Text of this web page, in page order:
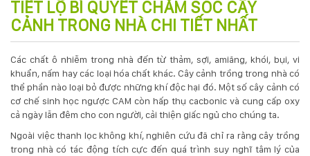
PHẨM
DỊCH
VỤ
KỸ
THUẬT
TIẾT LỘ BÍ QUYẾT CHĂM SÓC CÂY
CẢNH TRONG NHÀ CHI TIẾT NHẤT
Các chất ô nhiễm trong nhà đến từ thảm, sợi, amiăng, khói, bụi, vi
khuẩn, nấm hay các loại hóa chất khác. Cây cảnh trồng trong nhà có
thể phần nào loại bỏ được những khí độc hại đó. Một số cây cảnh có
cơ chế sinh học ngược CAM còn hấp thụ cacbonic và cung cấp oxy
cả ngày lẫn đêm cho con người, cải thiện giấc ngủ cho chúng ta.
Ngoài việc thanh lọc không khí, nghiên cứu đã chỉ ra rằng cây trồng
trong nhà có tác động tích cực đến quá trình suy nghĩ tâm lý của